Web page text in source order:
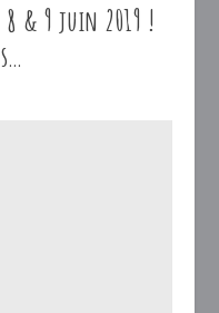
& 9 juin 2019 !